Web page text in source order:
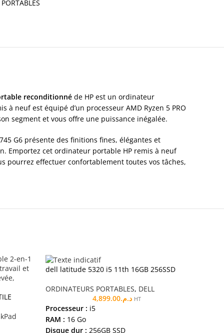
reconditionné de HP est un ordinateur
neuf est équipé d’un processeur AMD Ryzen 5 PRO
segment et vous offre une puissance inégalée.
G6 présente des finitions fines, élégantes et
Emportez cet ordinateur portable HP remis à neuf
pourrez effectuer confortablement toutes vos tâches,
dell latitude 5320 i5 11th 16GB 256SSD
ORDINATEURS PORTABLES, DELL
د.م.4,899.00 HT
Processeur : i5
RAM : 16 Go
Disque dur : 256GB SSD